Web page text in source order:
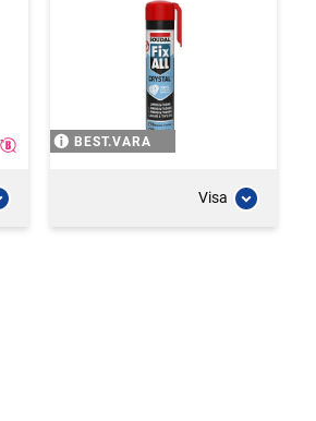
BEST.VARA
Visa